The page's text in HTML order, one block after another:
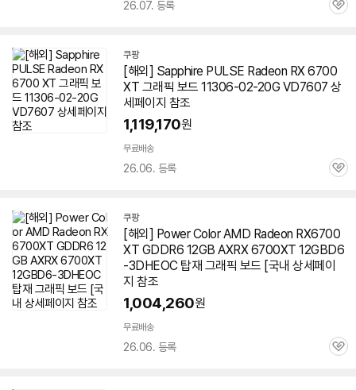
26.07. 등록
관
쿠팡
[해외] Sapphire PULSE Radeon RX 6700
XT 그래픽 보드 11306-02-20G VD7607 상
세페이지 참조
1,119,170원
무료배송
26.06. 등록
관
쿠팡
[해외] Power Color AMD Radeon RX6700
XT GDDR6 12GB AXRX6700XT 12GBD6
-3DHEOC 탑재 그래픽 보드 [국내 상세페이
지 참조
1,004,260원
무료배송
26.06. 등록
관